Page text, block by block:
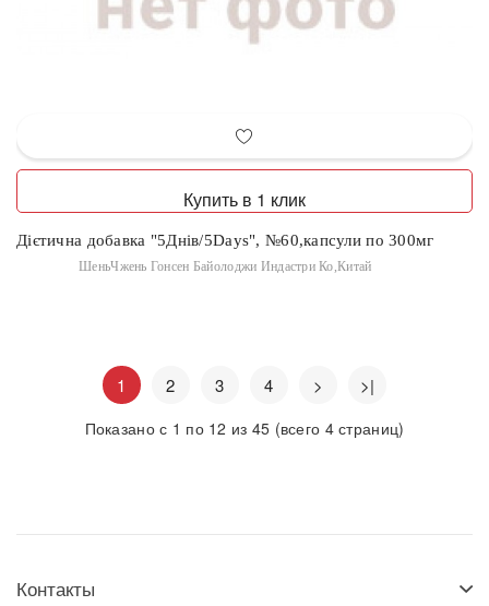
Купить в 1 клик
Дієтична добавка "5Днів/5Days", №60,капсули по 300мг
ШеньЧжень Гонсен Байолоджи Индастри Ко,Китай
1 2 3 4 > >|
Показано с 1 по 12 из 45 (всего 4 страниц)
Контакты